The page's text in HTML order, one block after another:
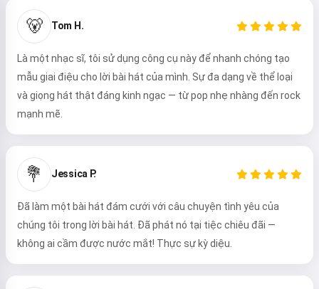
🐻 Tom H.
Là một nhạc sĩ, tôi sử dụng công cụ này để nhanh chóng tạo
mẫu giai điệu cho lời bài hát của mình. Sự đa dạng về thể loại
và giọng hát thật đáng kinh ngạc — từ pop nhẹ nhàng đến rock
mạnh mẽ.
💐 Jessica P.
Đã làm một bài hát đám cưới với câu chuyện tình yêu của
chúng tôi trong lời bài hát. Đã phát nó tại tiệc chiêu đãi —
không ai cầm được nước mắt! Thực sự kỳ diệu.